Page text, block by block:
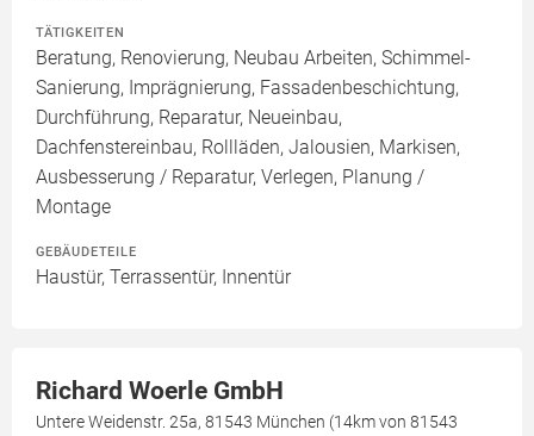
TÄTIGKEITEN
Beratung, Renovierung, Neubau Arbeiten, Schimmel-
Sanierung, Imprägnierung, Fassadenbeschichtung,
Durchführung, Reparatur, Neueinbau,
Dachfenstereinbau, Rollläden, Jalousien, Markisen,
Ausbesserung / Reparatur, Verlegen, Planung /
Montage
GEBÄUDETEILE
Haustür, Terrassentür, Innentür
Richard Woerle GmbH
Untere Weidenstr. 25a, 81543 München (14km von 81543